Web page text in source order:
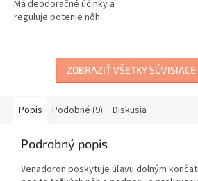
Má deodoračné účinky a
reguluje potenie nôh.
ZOBRAZIŤ VŠETKY SÚVISIACE
Popis Podobné (9) Diskusia
Podrobný popis
Venadoron poskytuje úľavu dolným